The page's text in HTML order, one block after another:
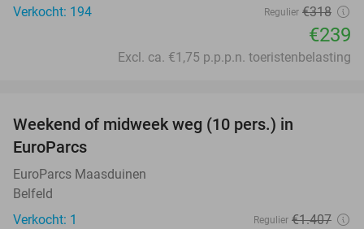
Verkocht: 194
Regulier €318
€239
Excl. ca. €1,75 p.p.p.n. toeristenbelasting
Weekend of midweek weg (10 pers.) in
EuroParcs
EuroParcs Maasduinen
Belfeld
Verkocht: 1
Regulier €1.407